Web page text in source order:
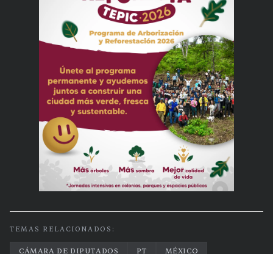
TEMAS RELACIONADOS:
CÁMARA DE DIPUTADOS PT MÉXICO